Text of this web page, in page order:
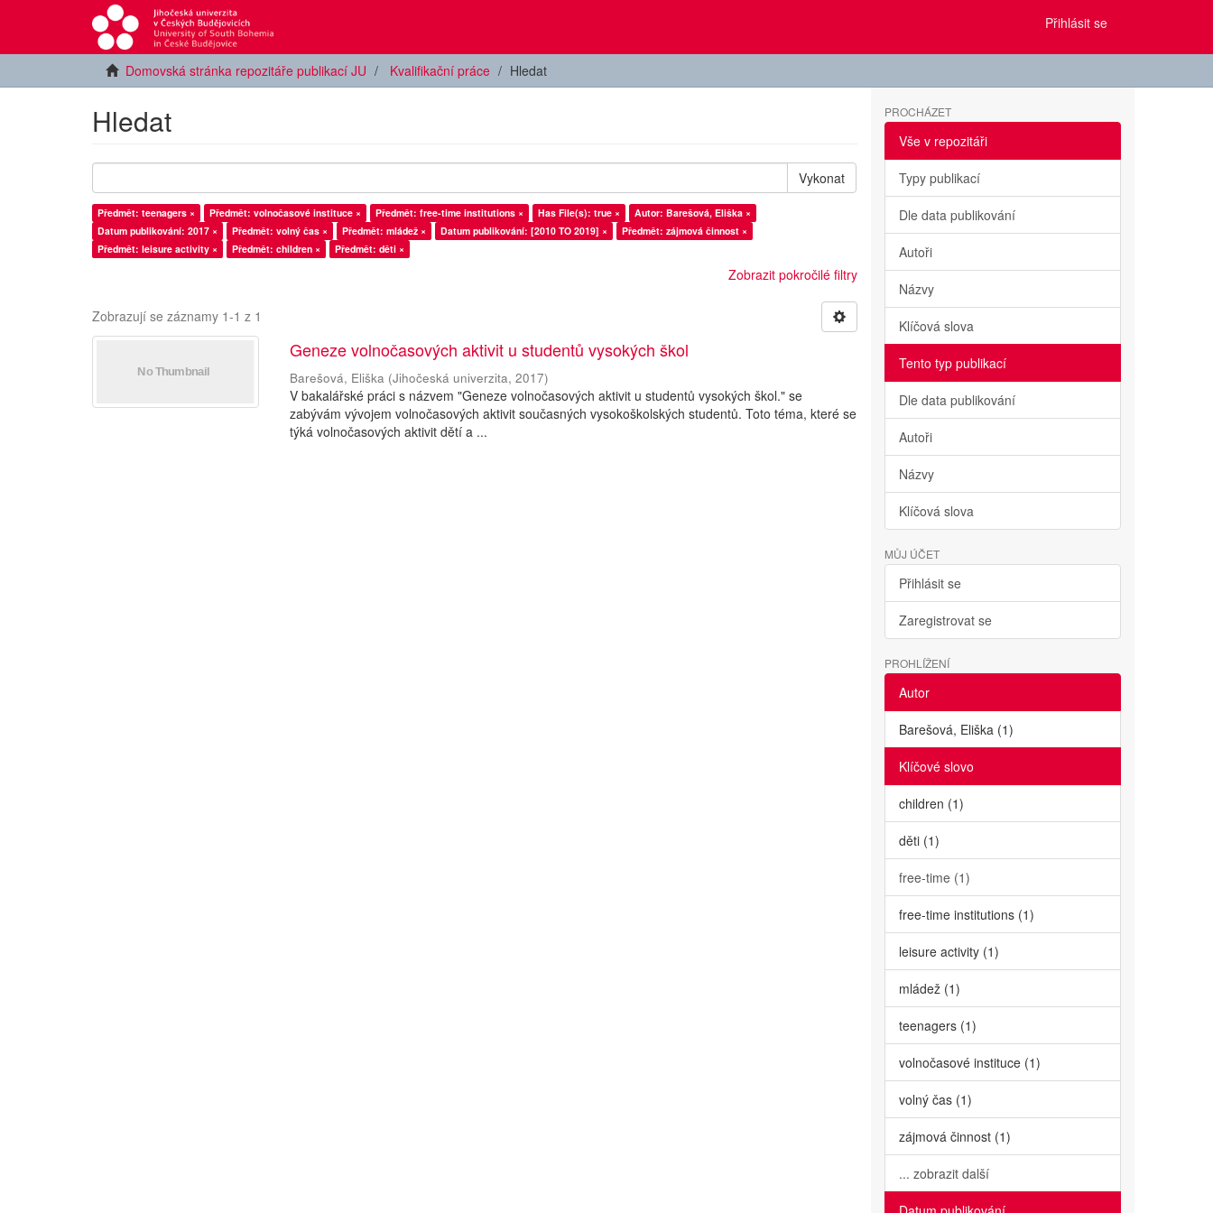
Přihlásit se
Domovská stránka repozitáře publikací JU Kvalifikační práce Hledat
Hledat
Vykonat
Předmět: teenagers × Předmět: volnočasové instituce × Předmět: free-time institutions × Has File(s): true ×
Autor: Barešová, Eliška ×
Datum publikování: 2017 ×
Předmět: volný čas × Předmět: mládež × Datum publikování: [2010 TO 2019] ×
Předmět: zájmová činnost ×
Předmět: leisure activity ×
Předmět: children × Předmět: děti ×
Zobrazit pokročilé filtry
Zobrazují se záznamy 1-1 z 1
Geneze volnočasových aktivit u studentů vysokých škol
Barešová, Eliška (Jihočeská univerzita,2017)
V bakalářské práci s názvem "Geneze volnočasových aktivit u studentů vysokých škol." se
zabývám vývojem volnočasových aktivit současných vysokoškolských studentů. Toto téma, které se
týká volnočasových aktivit dětí a ...
PROCHÁZET
Vše v repozitáři
Typy publikací
Dle data publikování
Autoři
Názvy
Klíčová slova
Tento typ publikací
Dle data publikování
Autoři
Názvy
Klíčová slova
MŮJ ÚČET
Přihlásit se
Zaregistrovat se
PROHLÍŽENÍ
Autor
Barešová, Eliška (1)
Klíčové slovo
children (1)
děti (1)
free-time (1)
free-time institutions (1)
leisure activity (1)
mládež (1)
teenagers (1)
volnočasové instituce (1)
volný čas (1)
zájmová činnost (1)
... zobrazit další